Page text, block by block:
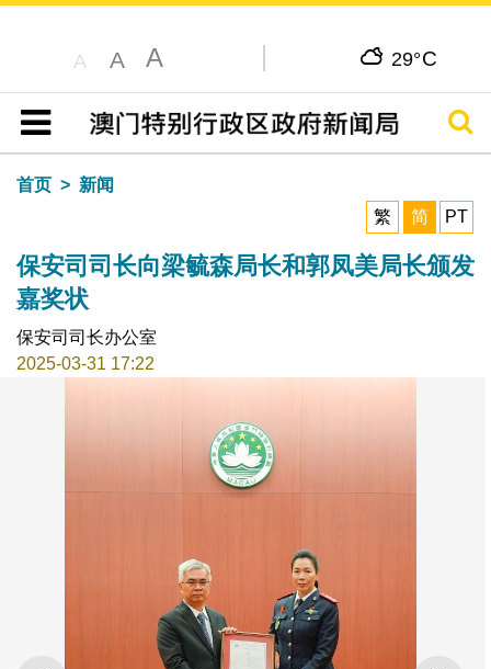
A A A 29°C
目录
搜寻
首页
新闻
繁
简 PT
保安司司长向梁毓森局长和郭凤美局长颁发
嘉奖状
保安司司长办公室
2025-03-31 17:22